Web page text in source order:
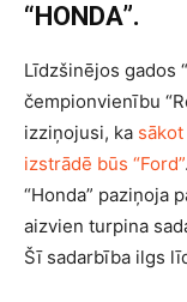
“HONDA”.
Līdzšinējos gados
čempionvienību
izziņojusi, ka
izstrādē būs “Ford”
“Honda” paziņoja
aizvien turpina
Šī sadarbība ilgs